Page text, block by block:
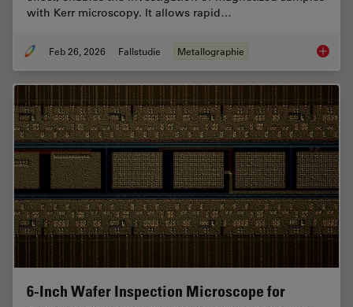
with Kerr microscopy. It allows rapid…
Feb 26, 2026 Fallstudie Metallographie
6-Inch Wafer Inspection Microscope for